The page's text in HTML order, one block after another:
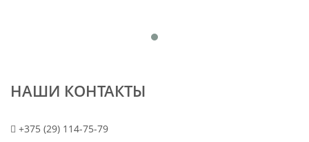
НАШИ КОНТАКТЫ
+375 (29) 114-75-79